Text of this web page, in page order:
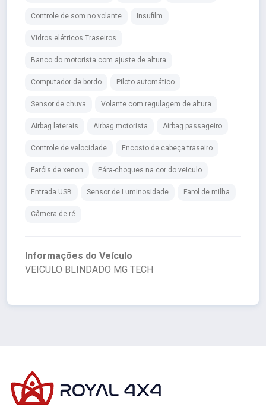
Controle de som no volante Insufilm
Vidros elétricos Traseiros
Banco do motorista com ajuste de altura
Computador de bordo Piloto automático
Sensor de chuva Volante com regulagem de altura
Airbag laterais Airbag motorista Airbag passageiro
Controle de velocidade Encosto de cabeça traseiro
Faróis de xenon Pára-choques na cor do veiculo
Entrada USB Sensor de Luminosidade Farol de milha
Câmera de ré
Informações do Veículo
VEICULO BLINDADO MG TECH